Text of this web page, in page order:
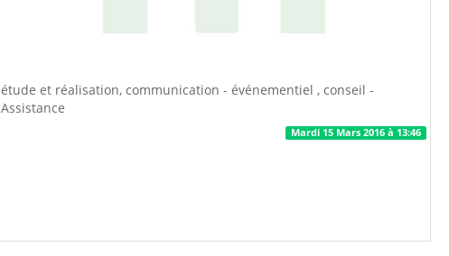
étude et réalisation, communication - événementiel , conseil -
Assistance
Mardi 15 Mars 2016 à 13:46